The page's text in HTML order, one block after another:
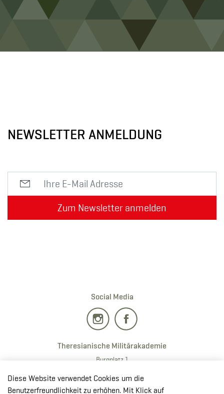
NEWSLETTER ANMELDUNG
Zum Newsletter anmelden
Social Media
Theresianische Militärakademie
Burgplatz 1
T:+43 50201 20 28901
Diese Website verwendet Cookies um die
Benutzerfreundlichkeit zu erhöhen. Mit Klick auf